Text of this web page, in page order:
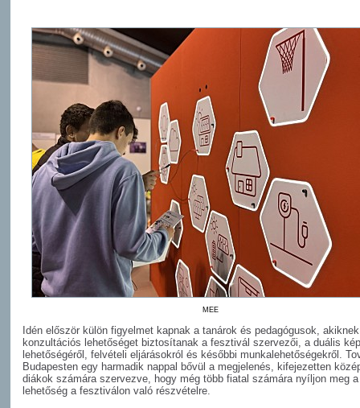
MEE
Idén először külön figyelmet kapnak a tanárok és pedagógusok, akiknek
konzultációs lehetőséget biztosítanak a fesztivál szervezői, a duális
lehetőségéről, felvételi eljárásokról és későbbi munkalehetőségekről.
Budapesten egy harmadik nappal bővül a megjelenés, kifejezetten
diákok számára szervezve, hogy még több fiatal számára nyíljon meg a
lehetőség a fesztiválon való részvételre.